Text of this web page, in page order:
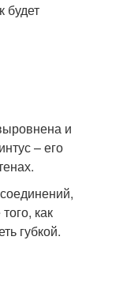
будет
и
– его
как
губкой.